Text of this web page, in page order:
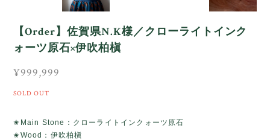
【Order】佐賀県N.K様／クローライトインク
ォーツ原石×伊吹柏槇
¥999,999
SOLD OUT
✬Main Stone：クローライトインクォーツ原石
✬Wood：伊吹柏槇